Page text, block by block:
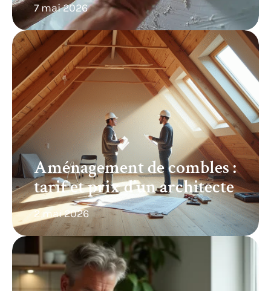
7 mai 2026
Aménagement de combles :
tarif et prix d’un architecte
2 mai 2026